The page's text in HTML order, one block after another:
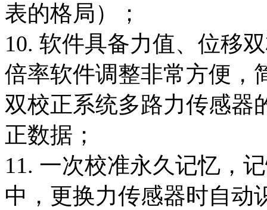
表的格局）；
10. 软件具备力值、位移
倍率软件调整非常方便，
双校正系统多路力传感器
正数据；
11. 一次校准永久记忆，
中，更换力传感器时自动